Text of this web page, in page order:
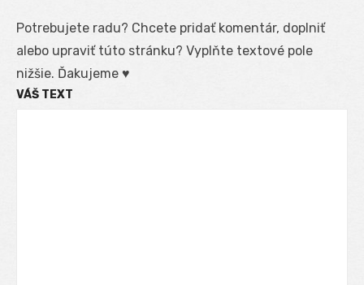
Potrebujete radu? Chcete pridať komentár, doplniť
alebo upraviť túto stránku? Vyplňte textové pole
nižšie. Ďakujeme ♥
VÁŠ TEXT